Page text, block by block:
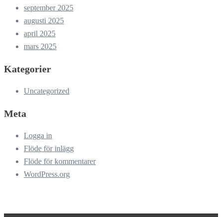
september 2025
augusti 2025
april 2025
mars 2025
Kategorier
Uncategorized
Meta
Logga in
Flöde för inlägg
Flöde för kommentarer
WordPress.org